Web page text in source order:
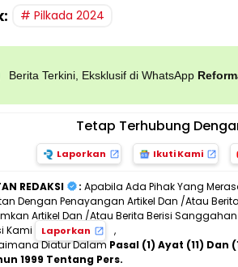
Pilkada 2024
Berita Terkini, Eksklusif di WhatsApp
Tetap Terhubung
Laporkan Ikuti Kami
REDAKSI : Apabila Ada Pihak Yang
Dengan Penayangan Artikel Dan /Atau
Artikel Dan /Atau Berita Berisi
Kami
Laporkan
,
Diatur Dalam Pasal (1) Ayat (11)
1999 Tentang Pers.